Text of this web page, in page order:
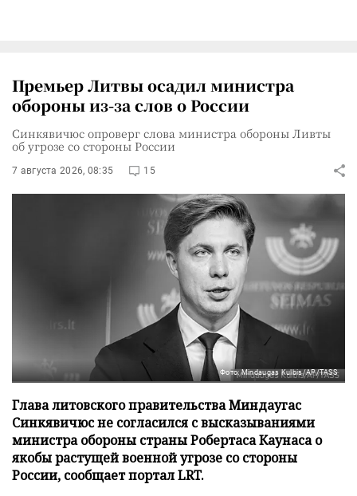
Премьер Литвы осадил министра
обороны из-за слов о России
Синкявичюс опроверг слова министра обороны Ливты
об угрозе со стороны России
7 августа 2026, 08:35 15
Фото: Mindaugas Kulbis/AP/TASS
Глава литовского правительства Миндаугас
Синкявичюс не согласился с высказываниями
министра обороны страны Робертаса Каунаса о
якобы растущей военной угрозе со стороны
России, сообщает портал LRT.